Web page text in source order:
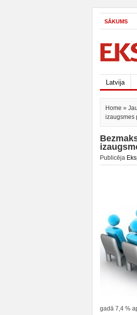
SĀKUMS
Latvija
Home »
izaugsmes
Publicēja
gadā 7,4 %